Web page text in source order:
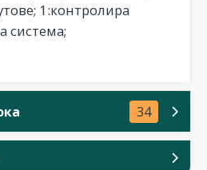
1:контролира
система;
34